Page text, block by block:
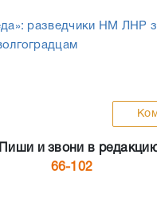
разведчики НМ ЛНР
Пиши и звони в
66-102